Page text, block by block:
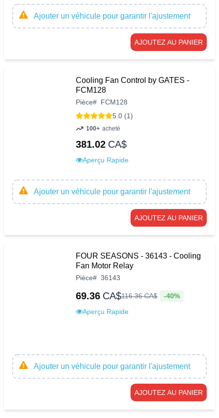
Ajouter un véhicule pour garantir l'ajustement
AJOUTEZ AU PANIER
Cooling Fan Control by GATES -
FCM128
Pièce# FCM128
5.0 (1)
100+ acheté
381.02 CA$
Aperçu Rapide
Ajouter un véhicule pour garantir l'ajustement
AJOUTEZ AU PANIER
FOUR SEASONS - 36143 - Cooling
Fan Motor Relay
Pièce# 36143
69.36 CA$116.36CA$ -40%
Aperçu Rapide
Ajouter un véhicule pour garantir l'ajustement
AJOUTEZ AU PANIER